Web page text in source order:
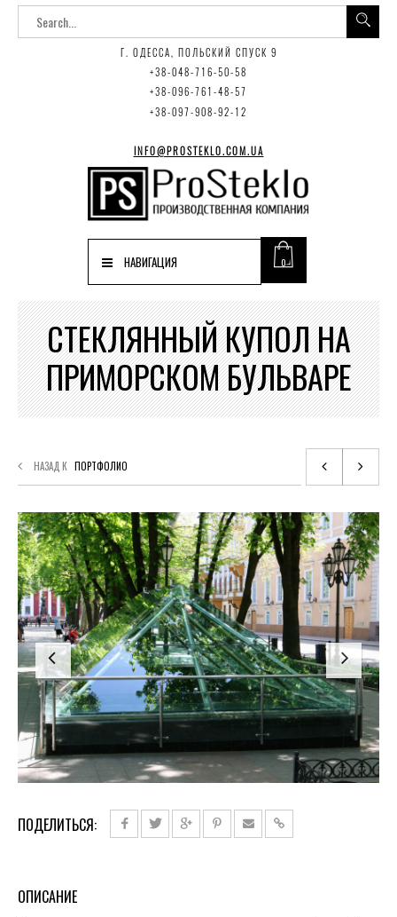
Г. ОДЕССА, ПОЛЬСКИЙ СПУСК 9
+38-048-716-50-58
+38-096-761-48-57
+38-097-908-92-12
INFO@PROSTEKLO.COM.UA
0
НАВИГАЦИЯ
СТЕКЛЯННЫЙ КУПОЛ НА
ПРИМОРСКОМ БУЛЬВАРЕ
НАЗАД К ПОРТФОЛИО
ПОДЕЛИТЬСЯ:
ОПИСАНИЕ